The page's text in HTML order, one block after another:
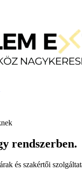
rendszerben.
és szakértői